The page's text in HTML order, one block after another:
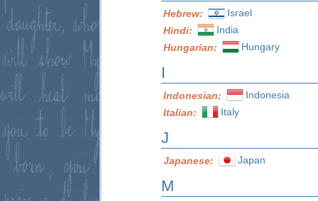
Hebrew:
Israel
Hindi:
India
Hungarian:
Hungary
I
Indonesian:
Indonesia
Italian:
Italy
J
Japanese: Japan
M